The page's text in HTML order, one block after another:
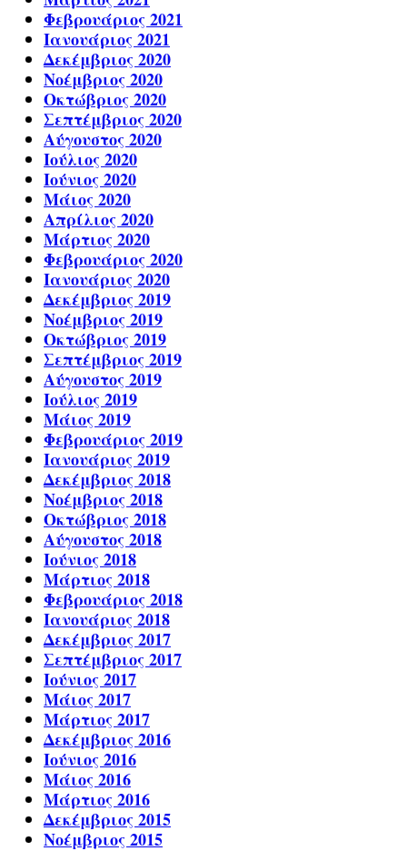
Φεβρουάριος 2021
Ιανουάριος 2021
Δεκέμβριος 2020
Νοέμβριος 2020
Οκτώβριος 2020
Σεπτέμβριος 2020
Αύγουστος 2020
Ιούλιος 2020
Ιούνιος 2020
Μάιος 2020
Απρίλιος 2020
Μάρτιος 2020
Φεβρουάριος 2020
Ιανουάριος 2020
Δεκέμβριος 2019
Νοέμβριος 2019
Οκτώβριος 2019
Σεπτέμβριος 2019
Αύγουστος 2019
Ιούλιος 2019
Μάιος 2019
Φεβρουάριος 2019
Ιανουάριος 2019
Δεκέμβριος 2018
Νοέμβριος 2018
Οκτώβριος 2018
Αύγουστος 2018
Ιούνιος 2018
Μάρτιος 2018
Φεβρουάριος 2018
Ιανουάριος 2018
Δεκέμβριος 2017
Σεπτέμβριος 2017
Ιούνιος 2017
Μάιος 2017
Μάρτιος 2017
Δεκέμβριος 2016
Ιούνιος 2016
Μάιος 2016
Μάρτιος 2016
Δεκέμβριος 2015
Νοέμβριος 2015